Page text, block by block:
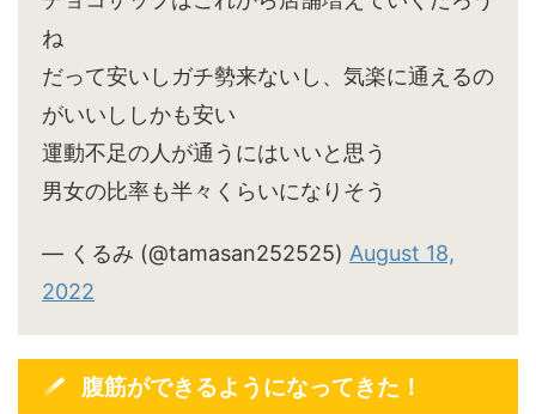
ね
だって安いしガチ勢来ないし、気楽に通えるの
がいいししかも安い
運動不足の人が通うにはいいと思う
男女の比率も半々くらいになりそう
— くるみ (@tamasan252525) August 18,
2022
腹筋ができるようになってきた！